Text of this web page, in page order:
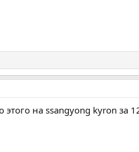
на ssangyong kyron за